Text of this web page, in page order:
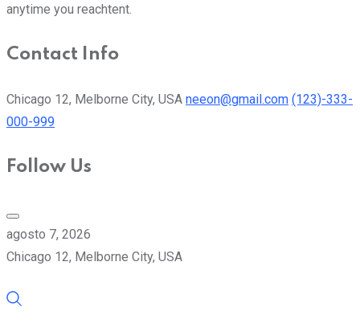
anytime you reachtent.
Contact Info
Chicago 12, Melborne City, USA neeon@gmail.com (123)-333-
000-999
Follow Us
agosto 7, 2026
Chicago 12, Melborne City, USA